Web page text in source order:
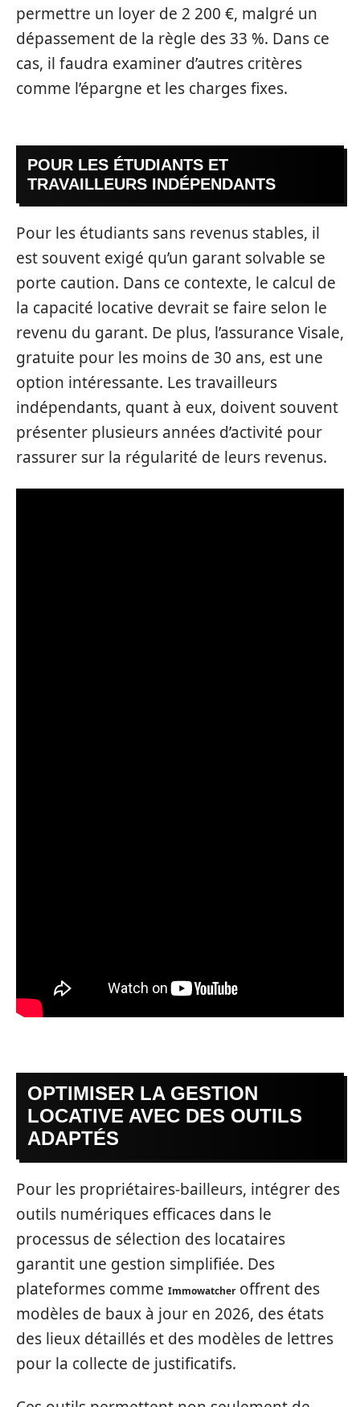
permettre un loyer de 2 200 €, malgré un
dépassement de la règle des 33 %. Dans ce
cas, il faudra examiner d’autres critères
comme l’épargne et les charges fixes.
POUR LES ÉTUDIANTS ET
TRAVAILLEURS INDÉPENDANTS
Pour les étudiants sans revenus stables, il
est souvent exigé qu’un garant solvable se
porte caution. Dans ce contexte, le calcul de
la capacité locative devrait se faire selon le
revenu du garant. De plus, l’assurance Visale,
gratuite pour les moins de 30 ans, est une
option intéressante. Les travailleurs
indépendants, quant à eux, doivent souvent
présenter plusieurs années d’activité pour
rassurer sur la régularité de leurs revenus.
OPTIMISER LA GESTION
LOCATIVE AVEC DES OUTILS
ADAPTÉS
Pour les propriétaires-bailleurs, intégrer des
outils numériques efficaces dans le
processus de sélection des locataires
garantit une gestion simplifiée. Des
plateformes comme Immowatcheroffrent des
modèles de baux à jour en 2026, des états
des lieux détaillés et des modèles de lettres
pour la collecte de justificatifs.